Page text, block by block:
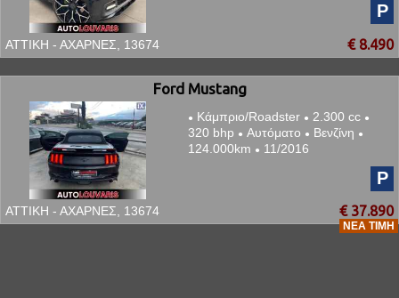
P
ΑΤΤΙΚΗ - ΑΧΑΡΝΕΣ, 13674 € 8.490
ΝΈΑ ΤΙΜΉ
Ford Mustang
● Κάμπριο/Roadster ● 2.300 cc ●
320 bhp ● Αυτόματο ● Βενζίνη ●
124.000km ● 11/2016
P
ΑΤΤΙΚΗ - ΑΧΑΡΝΕΣ, 13674 € 37.890